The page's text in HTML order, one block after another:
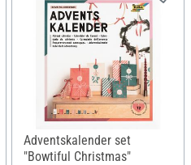
Adventskalender set
"Bowtiful Christmas"